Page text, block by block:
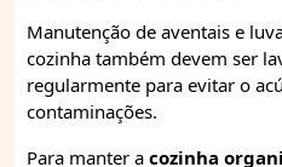
Manutenção de aventais e
cozinha também devem ser
regularmente para evitar o
contaminações.
Para manter a cozinha